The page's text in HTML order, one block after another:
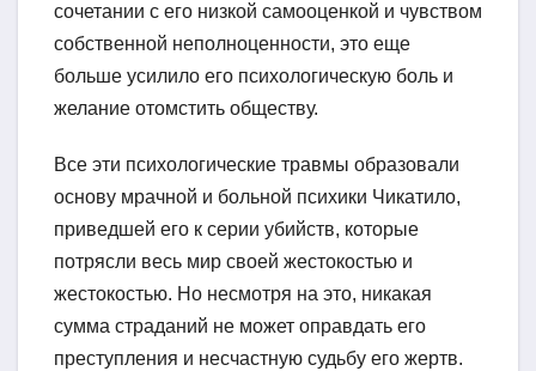
сочетании с его низкой самооценкой и чувством
собственной неполноценности, это еще
больше усилило его психологическую боль и
желание отомстить обществу.
Все эти психологические травмы образовали
основу мрачной и больной психики Чикатило,
приведшей его к серии убийств, которые
потрясли весь мир своей жестокостью и
жестокостью. Но несмотря на это, никакая
сумма страданий не может оправдать его
преступления и несчастную судьбу его жертв.